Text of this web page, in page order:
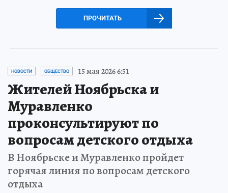
ПРОЧИТАТЬ
НОВОСТИ ОБЩЕСТВО 15 мая 2026 6:51
Жителей Ноябрьска и
Муравленко
проконсультируют по
вопросам детского отдыха
В Ноябрьске и Муравленко пройдет
горячая линия по вопросам детского
отдыха